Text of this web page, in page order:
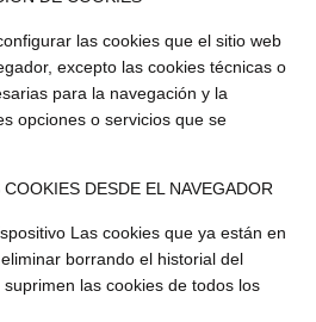
las cookies que el sitio web
excepto las cookies técnicas o
para la navegación y la
opciones o servicios que se
DESDE EL NAVEGADOR
Las cookies que ya están en
borrando el historial del
las cookies de todos los